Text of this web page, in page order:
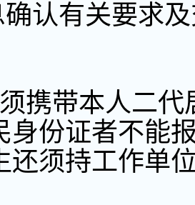
认有关要求
须携带本人二
身份证者不能
还须持工作单